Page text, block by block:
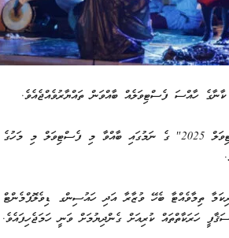
ހާއްސަ ފެސްޓިވަލެއް ބާއްވަން ތައްޔާރުވެއްޖެއެވެ.
ތިމާވެއްޓާ ބެހޭ ވުޒާރާ އަދި ހައުސިންގ
ހަރަކާތްތައް ކުރިއަށް ގެންދިޔުމަށް ވަނީ